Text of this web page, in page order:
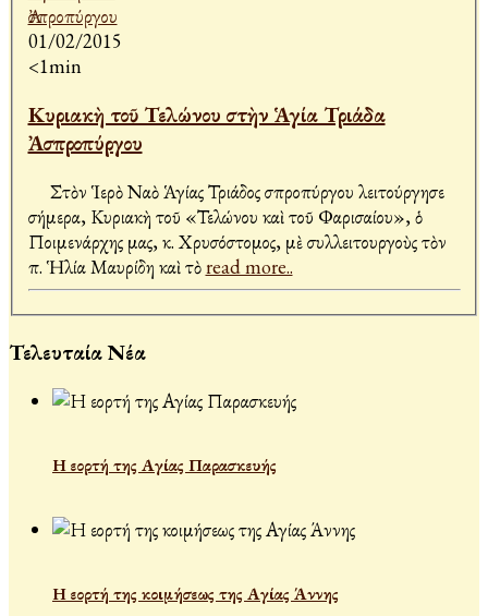
01/02/2015
<1min
Κυριακὴ τοῦ Τελώνου στὴν Ἁγία Τριάδα
Ἀσπροπύργου
Στὸν Ἱερὸ Ναὸ Ἁγίας Τριάδος Ἀσπροπύργου λειτούργησε
σήμερα, Κυριακὴ τοῦ «Τελώνου καὶ τοῦ Φαρισαίου», ὁ
Ποιμενάρχης μας, κ. Χρυσόστομος, μὲ συλλειτουργοὺς τὸν
π. Ἡλία Μαυρίδη καὶ τὸread more..
Τελευταία Νέα
Η εορτή της Αγίας Παρασκευής
Η εορτή της κοιμήσεως της Αγίας Άννης